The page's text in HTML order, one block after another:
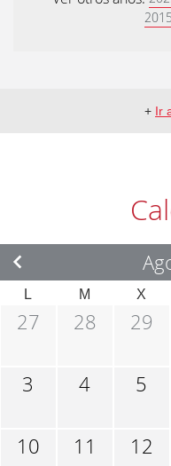
2015
+ Ir
L M X
27 28 29
3 4 5
10 11 12